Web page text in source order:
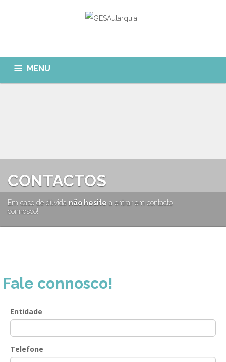
MENU
APP GESAutarquia
GESÁgua
GESCanídeo
GESDenúncia
GESEscola
GESEstatística
Configurar Email
Custo da Chamada
Eliminar Conta
CONTACTOS
Em caso de dúvida não hesite a entrar em contacto
connosco!
Fale connosco!
Entidade
Telefone